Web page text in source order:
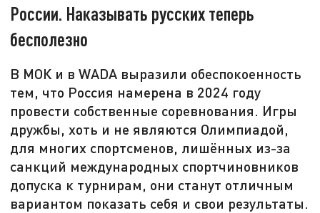
России. Наказывать русских теперь
бесполезно
В МОК и в WADA выразили обеспокоенность
тем, что Россия намерена в 2024 году
провести собственные соревнования. Игры
дружбы, хоть и не являются Олимпиадой,
для многих спортсменов, лишённых из-за
санкций международных спортчиновников
допуска к турнирам, они станут отличным
вариантом показать себя и свои результаты.